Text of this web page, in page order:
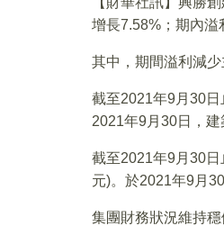
增長7.58%；期內溢
其中，期間溢利減
截至2021年9月30
2021年9月30日，建
截至2021年9月30
元)。於2021年9月
集團財務狀況維持